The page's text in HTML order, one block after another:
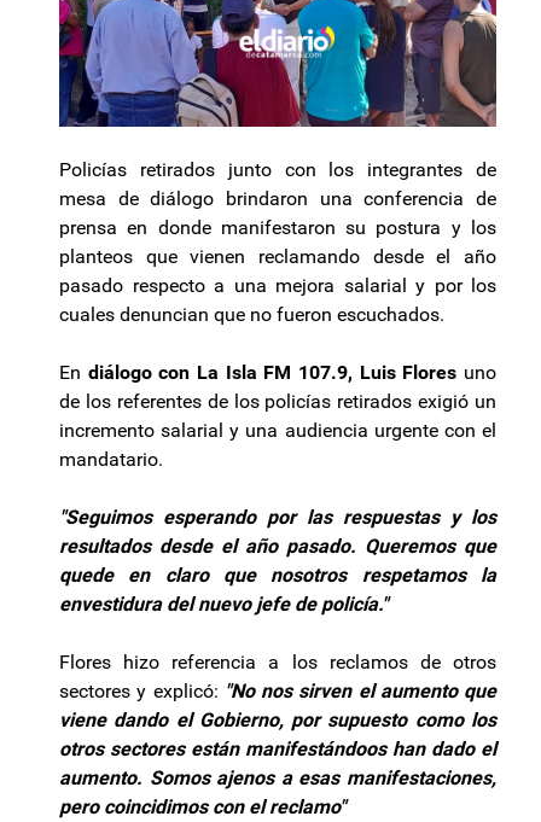
Policías retirados junto con los integrantes de
mesa de diálogo brindaron una conferencia de
prensa en donde manifestaron su postura y los
planteos que vienen reclamando desde el año
pasado respecto a una mejora salarial y por los
cuales denuncian que no fueron escuchados.
En diálogo con La Isla FM 107.9, Luis Flores uno
de los referentes de los policías retirados exigió un
incremento salarial y una audiencia urgente con el
mandatario.
"Seguimos esperando por las respuestas y los
resultados desde el año pasado. Queremos que
quede en claro que nosotros respetamos la
envestidura del nuevo jefe de policía."
Flores hizo referencia a los reclamos de otros
sectores y explicó: "No nos sirven el aumento que
viene dando el Gobierno, por supuesto como los
otros sectores están manifestándoos han dado el
aumento. Somos ajenos a esas manifestaciones,
pero coincidimos con el reclamo"